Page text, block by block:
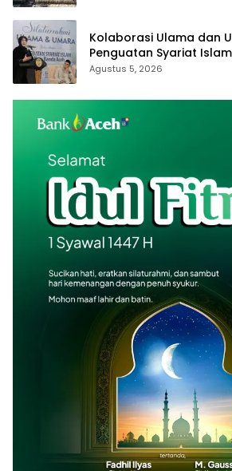
Kolaborasi Ulama dan
Penguatan Syariat
Bersama
Agustus 5, 2026